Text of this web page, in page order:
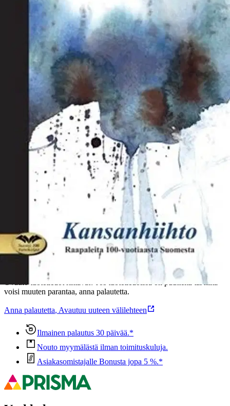
Tarkista myymäläsaatavuus
Ei saatavilla
Tuotekuvaus
Valkeakoski-opiston Pälkäneen luovan kirjoittamisen kurssi
onnittelee 100-vuotiasta Suomea 100-sanaisilla tarinoilla ja runoilla.
10 kirjoittajan raapaleissa tunnelma vaihtelee idyllisestä raadolliseen:
Suomi-neito sulkee syliinsä rintamamiestalot ja pakettipellot, äidin
mustikkapiirakan ja leipäjonot.
Ominaisuudet
Oletko tyytyväinen tuotetietoihin?
Ovatko tuotetiedot riittävät? Jos tuotetiedoissa on puutteita tai niitä
voisi muuten parantaa, anna palautetta.
Anna palautetta, Avautuu uuteen välilehteen
Ilmainen palautus 30 päivää.*
Nouto myymälästä ilman toimituskuluja.
Asiakasomistajalle Bonusta jopa 5 %.*